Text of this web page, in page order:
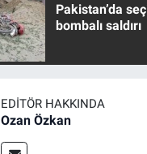
Pakistan’da
bombalı saldırı
EDITÖR HAKKINDA
Ozan Özkan